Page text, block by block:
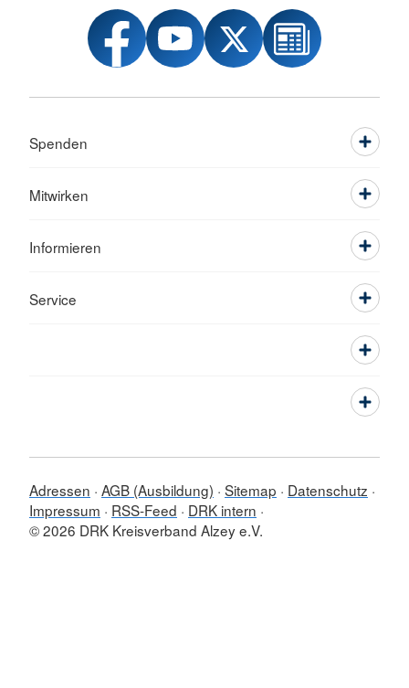
Spenden
Mitwirken
Informieren
Service
Adressen AGB (Ausbildung) Sitemap
Datenschutz
Impressum
RSS-Feed
DRK intern
© 2026 DRK Kreisverband Alzey e.V.